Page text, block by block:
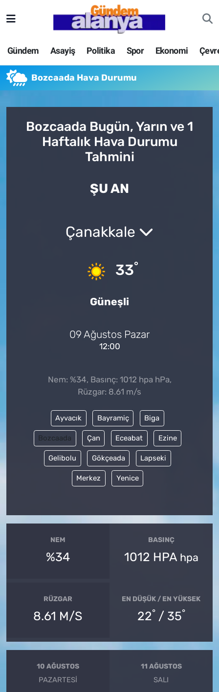
Gündem Asayiş Politika Spor Ekonomi
Bozcaada Hava Durumu
Bozcaada Bugün, Yarın ve 1
Haftalık Hava Durumu
Tahmini
ŞU AN
Çanakkale
33°
Güneşli
09 Ağustos Pazar
12:00
Nem: %34, Basınç: 1012 hpa hPa,
Rüzgar: 8.61 m/s
Ayvacık Bayramiç Biga
Bozcaada Çan Eceabat Ezine
Gelibolu Gökçeada Lapseki
Merkez Yenice
NEM
%34
BASINÇ
1012 HPA hpa
RÜZGAR
8.61 M/S
EN DÜŞÜK / EN YÜKSEK
22° / 35°
10 AĞUSTOS
PAZARTESI
11 AĞUSTOS
SALI